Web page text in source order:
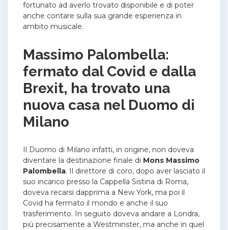
fortunato ad averlo trovato disponibile e di poter
anche contare sulla sua grande esperienza in
ambito musicale.
Massimo Palombella:
fermato dal Covid e dalla
Brexit, ha trovato una
nuova casa nel Duomo di
Milano
Il Duomo di Milano infatti, in origine, non doveva
diventare la destinazione finale di Mons Massimo
Palombella. Il direttore di coro, dopo aver lasciato il
suo incarico presso la Cappella Sistina di Roma,
doveva recarsi dapprima a New York, ma poi il
Covid ha fermato il mondo e anche il suo
trasferimento. In seguito doveva andare a Londra,
più precisamente a Westminster, ma anche in quel